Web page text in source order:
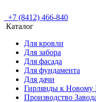
+7 (8412) 466-840
Каталог
Для кровли
Для забора
Для фасада
Для фундамента
Для дачи
Гирлянды к Новому
Производство